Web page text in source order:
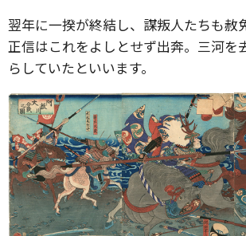
翌年に一揆が終結し、謀叛人たちも赦
正信はこれをよしとせず出奔。三河を
らしていたといいます。